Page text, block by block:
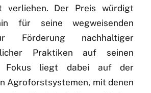
verliehen. Der Preis würdigt
für seine wegweisenden
Förderung nachhaltiger
Praktiken auf seinen
Fokus liegt dabei auf der
Agroforstsystemen, mit denen